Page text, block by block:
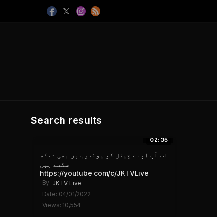
Search results
02:35
اب آپ اپنے چینل کو یوٹیوب پر بھی دیکھ
سکتے ہیں
https://youtube.com/c/JKTVLive
By: JKTV Live
Date: 04/01/2022
Views: 10,554